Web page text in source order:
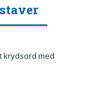
krydsord med